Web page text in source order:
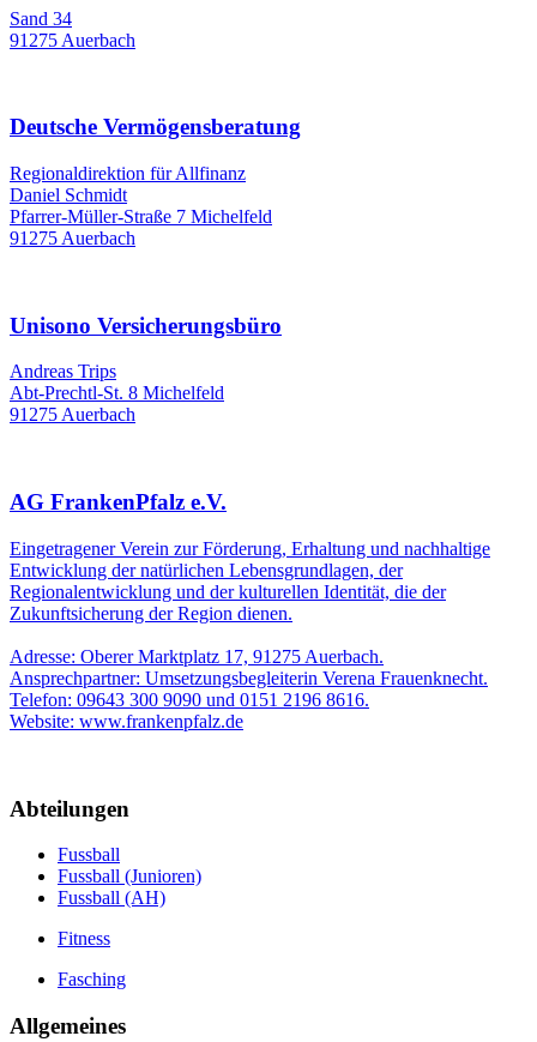
Sand 34
91275 Auerbach
Deutsche Vermögensberatung
Regionaldirektion für Allfinanz
Daniel Schmidt
Pfarrer-Müller-Straße 7 Michelfeld
91275 Auerbach
Unisono Versicherungsbüro
Andreas Trips
Abt-Prechtl-St. 8 Michelfeld
91275 Auerbach
AG FrankenPfalz e.V.
Eingetragener Verein zur Förderung, Erhaltung und nachhaltige
Entwicklung der natürlichen Lebensgrundlagen, der
Regionalentwicklung und der kulturellen Identität, die der
Zukunftsicherung der Region dienen.
Adresse: Oberer Marktplatz 17, 91275 Auerbach.
Ansprechpartner: Umsetzungsbegleiterin Verena Frauenknecht.
Telefon: 09643 300 9090 und 0151 2196 8616.
Website: www.frankenpfalz.de
Abteilungen
Fussball
Fussball (Junioren)
Fussball (AH)
Fitness
Fasching
Allgemeines